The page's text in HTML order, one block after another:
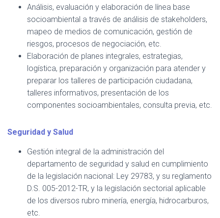
Análisis, evaluación y elaboración de línea base
socioambiental a través de análisis de stakeholders,
mapeo de medios de comunicación, gestión de
riesgos, procesos de negociación, etc.
Elaboración de planes integrales, estrategias,
logística, preparación y organización para atender y
preparar los talleres de participación ciudadana,
talleres informativos, presentación de los
componentes socioambientales, consulta previa, etc.
Seguridad y Salud
Gestión integral de la administración del
departamento de seguridad y salud en cumplimiento
de la legislación nacional: Ley 29783, y su reglamento
D.S. 005-2012-TR, y la legislación sectorial aplicable
de los diversos rubro minería, energía, hidrocarburos,
etc.